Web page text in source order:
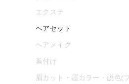
エクステ
ヘアセット
ヘアメイク
着付け
眉カット・眉カラー・脱色(